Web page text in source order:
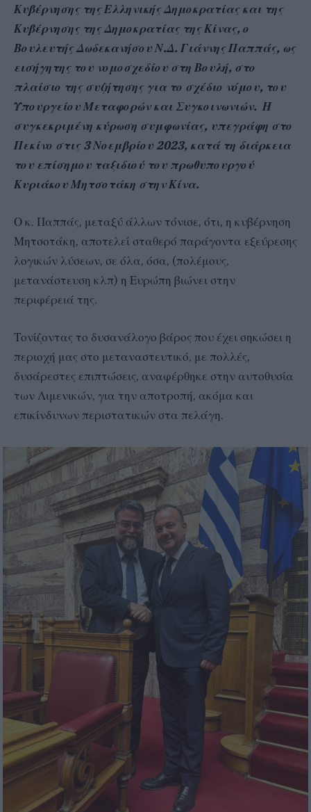
Κυβέρνησης της Ελληνικής Δημοκρατίας και της
Κυβέρνησης της Δημοκρατίας της Κίνας, ο
Βουλευτής Δωδεκανήσου Ν.Δ. Γιάννης Παππάς, ως
εισήγητης του νομοσχεδίου στη Βουλή, στο
πλαίσιο της συζήτησης για το σχέδιο νόμου, του
Υπουργείου Μεταφορών και Συγκοινωνιών. Η
συγκεκριμένη κύρωση συμφωνίας, υπεγράφη στο
Πεκίνο στις 3 Νοεμβρίου 2023, κατά τη διάρκεια
του επίσημου ταξιδιού του πρωθυπουργού
Κυριάκου Μητσοτάκη στην Κίνα.
Ο κ. Παππάς, μεταξύ άλλων τόνισε, ότι, η κυβέρνηση
Μητσοτάκη, αποτελεί σταθερό παράγοντα εξεύρεσης
λογικών λύσεων, σε όλα, όσα, (πολέμους,
μετανάστευση κλπ) η Ευρώπη βιώνει στην
περιφέρειά της.
Τονίζοντας το δυσανάλογο βάρος που έχει σηκώσει η
περιοχή μας στο μεταναστευτικό, με πολλές,
δυσάρεστες επιπτώσεις, αναφέρθηκε στην αυτοθυσία
των Λιμενικών, για την αποτροπή, ακόμα και
επικίνδυνων περιστατικών στα πελάγη.